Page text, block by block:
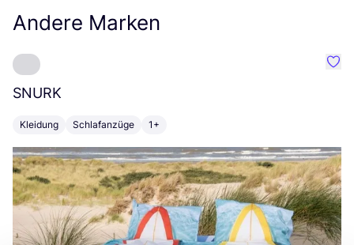
Andere Marken
SNURK
Kleidung Schlafanzüge 1+